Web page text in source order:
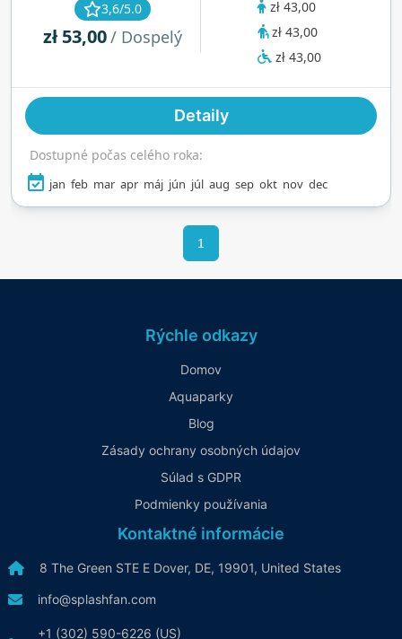
bazén. Pre tých, ktorí hľadajú dobrodružstvo,
zariadenie ponúka 72-metrový tobogán Black
Hole a 50-metrový pontónový tobogán, ktoré
Rodiny ocenia vyhradenú detskú zónu, vybavenú
gejzírom a plytkými bazénmi. Okrem vodných
ako infračervené a suché sauny, soľnú jaskyňu a
solárium.
3,6/5.0
zł 53,00/ Dospelý
zł 43,00
zł 43,00
zł 43,00
Detaily
Dostupné počas celého roka:
jan feb mar apr máj jún júl aug sep okt nov dec
1
Rýchle odkazy
Domov
Aquaparky
Blog
Zásady ochrany osobných údajov
Súlad s GDPR
Podmienky používania
Kontaktné informácie
8 The Green STE E Dover, DE, 19901, United States
info@splashfan.com
+1 (302) 590-6226 (US)